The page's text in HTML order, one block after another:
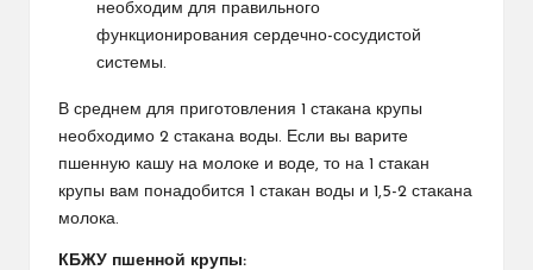
необходим для правильного
функционирования сердечно-сосудистой
системы.
В среднем для приготовления 1 стакана крупы
необходимо 2 стакана воды. Если вы варите
пшенную кашу на молоке и воде, то на 1 стакан
крупы вам понадобится 1 стакан воды и 1,5-2 стакана
молока.
КБЖУ пшенной крупы: